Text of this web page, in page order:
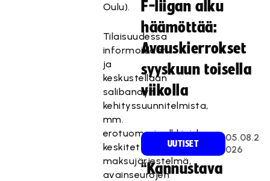
Oulu).
Tilaisuudessa
informoidaan
ja
keskustellaan
salibandyn
kehityssuunnitelmista,
mm.
erotuomaripalkkioiden
keskitetty
maksujärjestelmä,
avainseurojen
F-liigan alku
häämöttää:
Avauskierrokset
syyskuun toisella
viikolla
UUTISET
05.08.2
026
“Kannustava